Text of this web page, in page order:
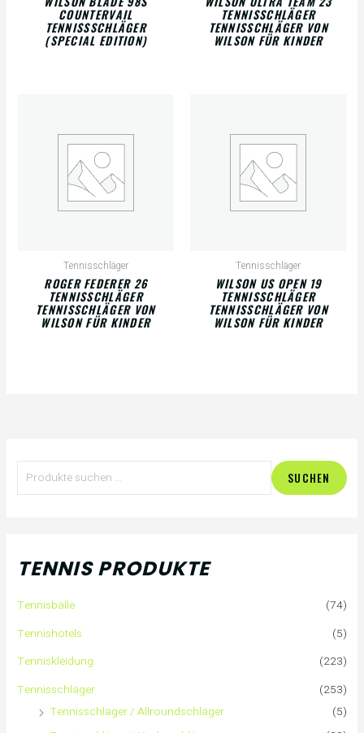
COUNTERVAIL
TENNISSSCHLÄGER
(SPECIAL EDITION)
TENNISSCHLÄGER
TENNISSCHLÄGER VON
WILSON FÜR KINDER
Tennisschläger
ROGER FEDERER 26
TENNISSCHLÄGER
TENNISSCHLÄGER VON
WILSON FÜR KINDER
Tennisschläger
WILSON US OPEN 19
TENNISSCHLÄGER
TENNISSCHLÄGER VON
WILSON FÜR KINDER
n
a
SUCHEN
TENNIS PRODUKTE
Tennisbälle
(74)
Tennishotels
(5)
Tenniskleidung
(223)
Tennisschläger
(253)
Tennisschläger / Allroundschläger
(5)